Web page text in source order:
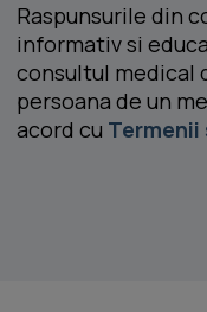
Raspunsurile din
informativ si
consultul medical
persoana de un
acord cu